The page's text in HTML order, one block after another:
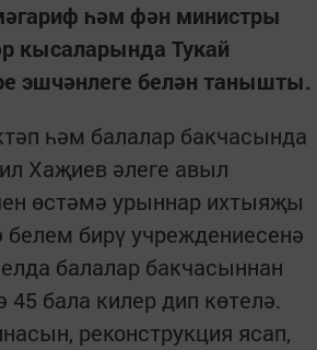
һәм фән министры
кысаларында Тукай
эшчәнлеге белән танышты.
һәм балалар бакчасында
Хаҗиев әлеге авыл
өстәмә урыннар ихтыяҗы
белем бирү учреждениесенә
балалар бакчасыннан
бала килер дип көтелә.
реконструкция ясап,